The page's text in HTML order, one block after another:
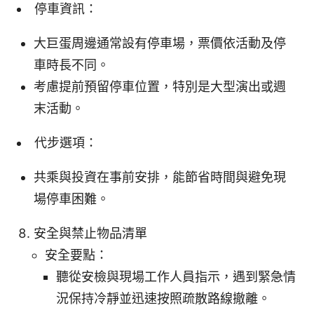
停車資訊：
大巨蛋周邊通常設有停車場，票價依活動及停
車時長不同。
考慮提前預留停車位置，特別是大型演出或週
末活動。
代步選項：
共乘與投資在事前安排，能節省時間與避免現
場停車困難。
安全與禁止物品清單
安全要點：
聽從安檢與現場工作人員指示，遇到緊急情
況保持冷靜並迅速按照疏散路線撤離。